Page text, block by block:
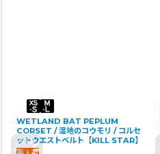
WETLAND BAT PEPLUM
CORSET / 湿地のコウモリ / コルセ
ットウエストベルト【KILL STAR】